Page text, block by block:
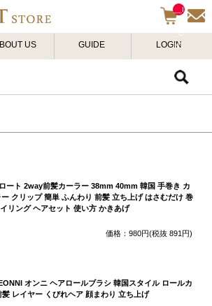
__I
TM
_C
NT
US GUIDE LOGIN
ート 2way前髪カーラー 38mm 40mm 韓国 手巻き カ
クリップ 簡単 ふんわり 前髪 立ち上げ はさむだけ 巻
リング ヘアセット 使い方 かきあげ
価格：980円(税抜 891円)
オンニ ヘアロールブラシ 韓国スタイル ロールカ
レイヤー くびれヘア 顔まわり 立ち上げ